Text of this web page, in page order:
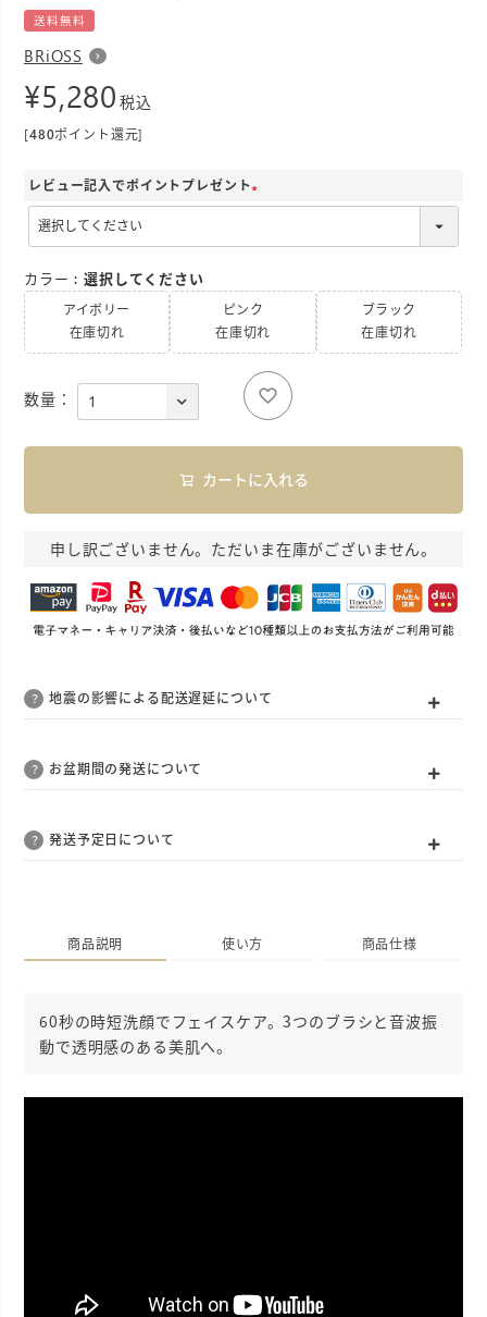
送料無料
BRiOSS
¥5,280 税込
[480ポイント還元]
レビュー記入でポイントプレゼント
カラー 選択してください
アイボリー
在庫切れ
ピンク
在庫切れ
ブラック
在庫切れ
カートに入れる
申し訳ございません。ただいま在庫がございません。
地震の影響による配送遅延について
お盆期間の発送について
発送予定日について
商品説明 使い方 商品仕様
60秒の時短洗顔でフェイスケア。3つのブラシと音波振
動で透明感のある美肌へ。